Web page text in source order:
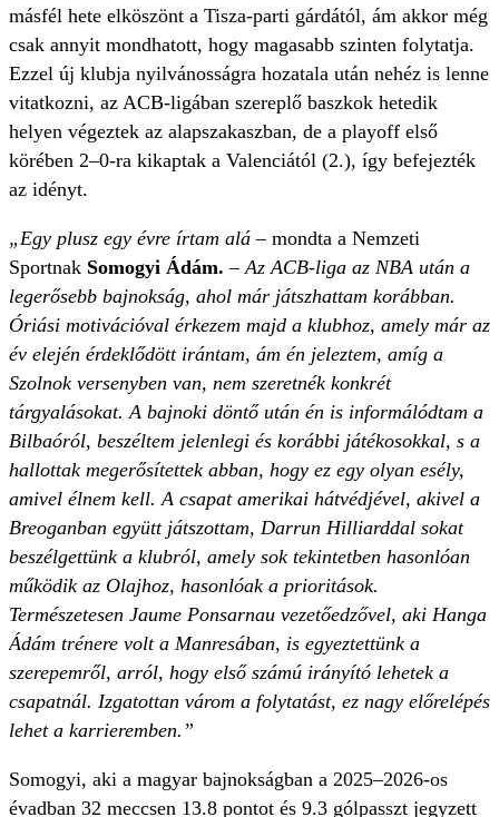
másfél hete elköszönt a Tisza-parti gárdától, ám akkor még
csak annyit mondhatott, hogy magasabb szinten folytatja.
Ezzel új klubja nyilvánosságra hozatala után nehéz is lenne
vitatkozni, az ACB-ligában szereplő baszkok hetedik
helyen végeztek az alapszakaszban, de a playoff első
körében 2–0-ra kikaptak a Valenciától (2.), így befejezték
az idényt.
„Egy plusz egy évre írtam alá – mondta a Nemzeti
Sportnak Somogyi Ádám. – Az ACB-liga az NBA után a
legerősebb bajnokság, ahol már játszhattam korábban.
Óriási motivációval érkezem majd a klubhoz, amely már az
év elején érdeklődött irántam, ám én jeleztem, amíg a
Szolnok versenyben van, nem szeretnék konkrét
tárgyalásokat. A bajnoki döntő után én is informálódtam a
Bilbaóról, beszéltem jelenlegi és korábbi játékosokkal, s a
hallottak megerősítettek abban, hogy ez egy olyan esély,
amivel élnem kell. A csapat amerikai hátvédjével, akivel a
Breoganban együtt játszottam, Darrun Hilliarddal sokat
beszélgettünk a klubról, amely sok tekintetben hasonlóan
működik az Olajhoz, hasonlóak a prioritások.
Természetesen Jaume Ponsarnau vezetőedzővel, aki Hanga
Ádám trénere volt a Manresában, is egyeztettünk a
szerepemről, arról, hogy első számú irányító lehetek a
csapatnál. Izgatottan várom a folytatást, ez nagy előrelépés
lehet a karrieremben.”
Somogyi, aki a magyar bajnokságban a 2025–2026-os
évadban 32 meccsen 13.8 pontot és 9.3 gólpasszt jegyzett